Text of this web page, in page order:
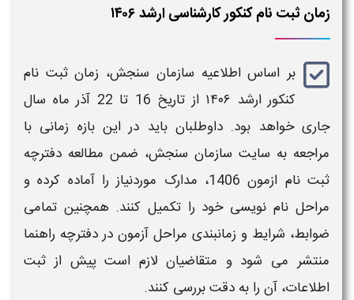
زمان ثبت نام کنکور کارشناسی ارشد ۱۴۰۶
بر اساس اطلاعیه سازمان سنجش، زمان ثبت نام
کنکور ارشد ۱۴۰۶
از تاریخ
16 تا 22 آذر ماه سال
جاری خواهد بود. داوطلبان باید در این بازه زمانی با
مراجعه به سایت سازمان سنجش، ضمن مطالعه دفترچه
ثبت نام ازمون 1406
، مدارک موردنیاز را آماده کرده و
مراحل نام‌ نویسی خود را تکمیل کنند. همچنین تمامی
ضوابط، شرایط و زمانبندی مراحل آزمون در دفترچه راهنما
منتشر می‌ شود و متقاضیان لازم است پیش از ثبت
اطلاعات، آن را به‌ دقت بررسی کنند.